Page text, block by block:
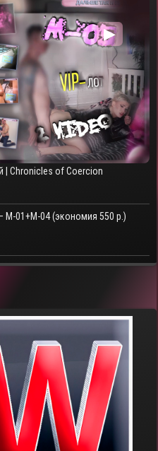
▶
| Chronicles of Coercion
M-01+M-04 (экономия 550 р.)